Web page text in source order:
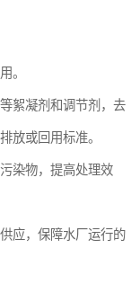
。
絮凝剂和调节剂，去
放或回用标准。
染物，提高处理效
应，保障水厂运行的